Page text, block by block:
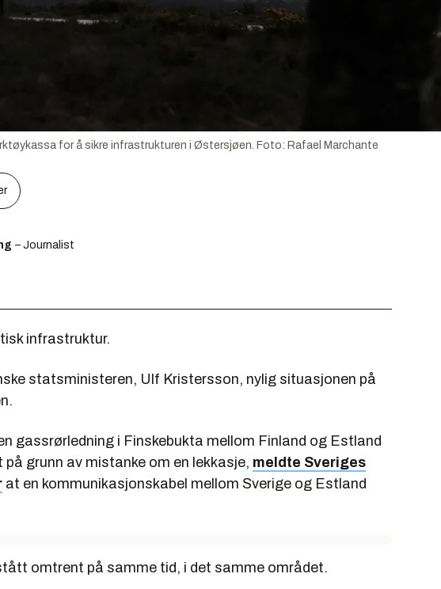
for å sikre infrastrukturen i Østersjøen. Foto: Rafael Marchante
– Journalist
infrastruktur.
statsministeren, Ulf Kristersson, nylig situasjonen på
gassrørledning i Finskebukta mellom Finland og Estland
grunn av mistanke om en lekkasje, meldte Sveriges
at en kommunikasjonskabel mellom Sverige og Estland
omtrent på samme tid, i det samme området.